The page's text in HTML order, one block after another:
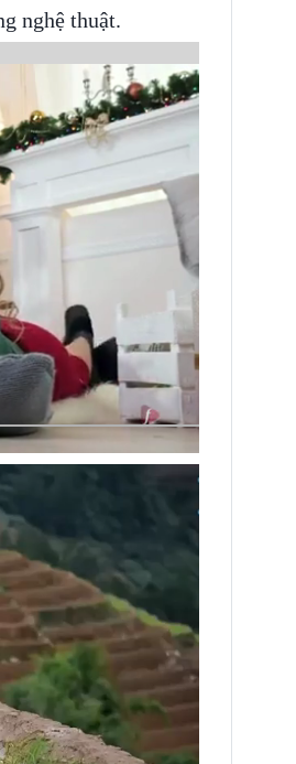
nghệ thuật.